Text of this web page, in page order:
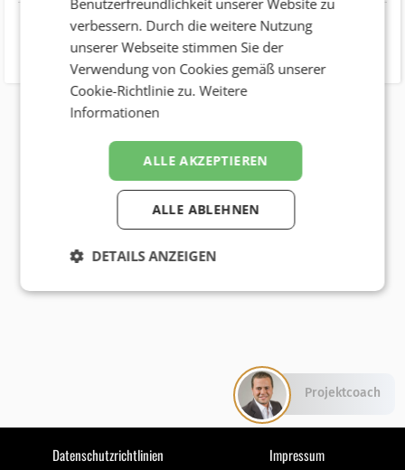
Datenschutzrichtlinien Impressum
Benutzerfreundlichkeit unserer Website zu
verbessern. Durch die weitere Nutzung
unserer Webseite stimmen Sie der
Verwendung von Cookies gemäß unserer
Cookie-Richtlinie zu.Weitere
Informationen
ALLE AKZEPTIEREN
ALLE ABLEHNEN
DETAILS ANZEIGEN
Projektcoach